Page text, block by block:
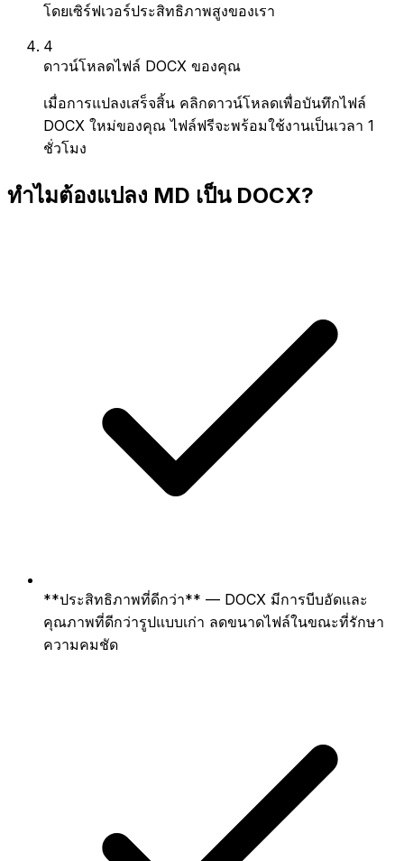
โดยเซิร์ฟเวอร์ประสิทธิภาพสูงของเรา
4
ดาวน์โหลดไฟล์ DOCX ของคุณ
เมื่อการแปลงเสร็จสิ้น คลิกดาวน์โหลดเพื่อบันทึกไฟล์
DOCX ใหม่ของคุณ ไฟล์ฟรีจะพร้อมใช้งานเป็นเวลา 1
ชั่วโมง
ทำไมต้องแปลง MD เป็น DOCX?
**ประสิทธิภาพที่ดีกว่า** — DOCX มีการบีบอัดและ
คุณภาพที่ดีกว่ารูปแบบเก่า ลดขนาดไฟล์ในขณะที่รักษา
ความคมชัด